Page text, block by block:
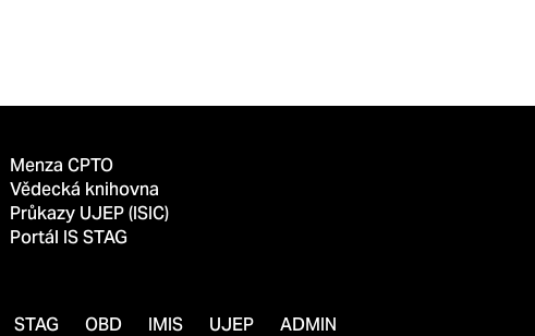
Menza CPTO
Vědecká knihovna
Průkazy UJEP (ISIC)
Portál IS STAG
STAG OBD IMIS UJEP ADMIN